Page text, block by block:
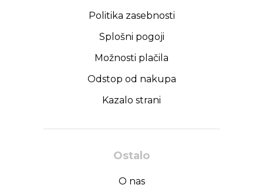
Politika zasebnosti
Splošni pogoji
Možnosti plačila
Odstop od nakupa
Kazalo strani
Ostalo
O nas